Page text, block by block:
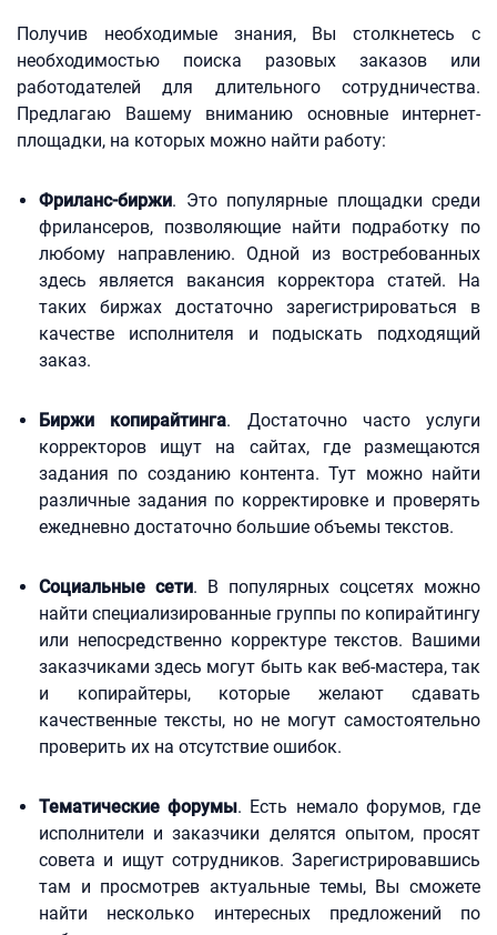
Получив необходимые знания, Вы столкнетесь с
необходимостью поиска разовых заказов или
работодателей для длительного сотрудничества.
Предлагаю Вашему вниманию основные интернет-
площадки, на которых можно найти работу:
Фриланс-биржи. Это популярные площадки среди
фрилансеров, позволяющие найти подработку по
любому направлению. Одной из востребованных
здесь является вакансия корректора статей. На
таких биржах достаточно зарегистрироваться в
качестве исполнителя и подыскать подходящий
заказ.
Биржи копирайтинга. Достаточно часто услуги
корректоров ищут на сайтах, где размещаются
задания по созданию контента. Тут можно найти
различные задания по корректировке и проверять
ежедневно достаточно большие объемы текстов.
Социальные сети. В популярных соцсетях можно
найти специализированные группы по копирайтингу
или непосредственно корректуре текстов. Вашими
заказчиками здесь могут быть как веб-мастера, так
и копирайтеры, которые желают сдавать
качественные тексты, но не могут самостоятельно
проверить их на отсутствие ошибок.
Тематические форумы. Есть немало форумов, где
исполнители и заказчики делятся опытом, просят
совета и ищут сотрудников. Зарегистрировавшись
там и просмотрев актуальные темы, Вы сможете
найти несколько интересных предложений по